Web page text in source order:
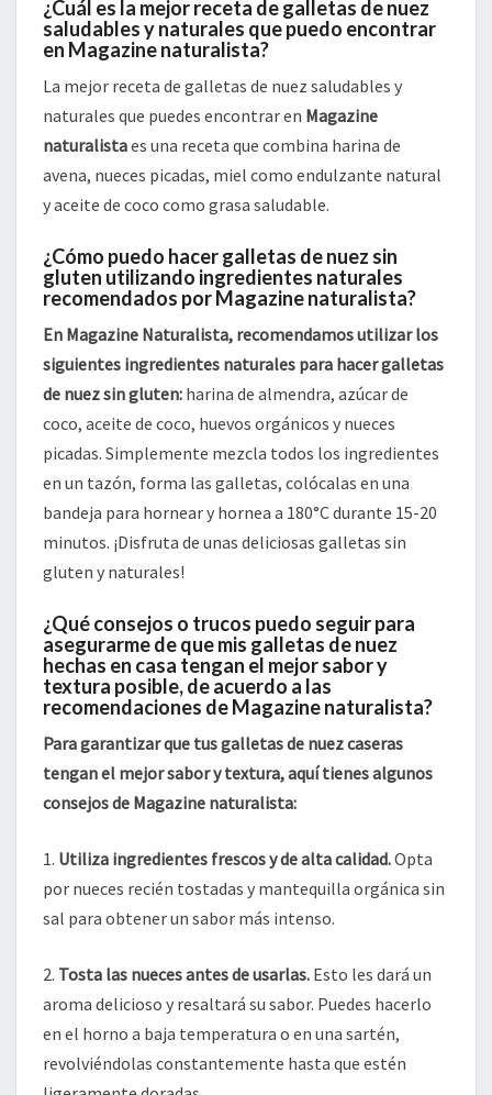
¿Cuál es la mejor receta de galletas de nuez
saludables y naturales que puedo encontrar
en Magazine naturalista?
La mejor receta de galletas de nuez saludables y
naturales que puedes encontrar en Magazine
naturalistaes una receta que combina harina de
avena, nueces picadas, miel como endulzante natural
y aceite de coco como grasa saludable.
¿Cómo puedo hacer galletas de nuez sin
gluten utilizando ingredientes naturales
recomendados por Magazine naturalista?
En Magazine Naturalista, recomendamos utilizar los
siguientes ingredientes naturales para hacer galletas
de nuez sin gluten: harina de almendra, azúcar de
coco, aceite de coco, huevos orgánicos y nueces
picadas. Simplemente mezcla todos los ingredientes
en un tazón, forma las galletas, colócalas en una
bandeja para hornear y hornea a 180°C durante 15-20
minutos. ¡Disfruta de unas deliciosas galletas sin
gluten y naturales!
¿Qué consejos o trucos puedo seguir para
asegurarme de que mis galletas de nuez
hechas en casa tengan el mejor sabor y
textura posible, de acuerdo a las
recomendaciones de Magazine naturalista?
Para garantizar que tus galletas de nuez caseras
tengan el mejor sabor y textura, aquí tienes algunos
consejos de Magazine naturalista:
1. Utiliza ingredientes frescos y de alta calidad.Opta
por nueces recién tostadas y mantequilla orgánica sin
sal para obtener un sabor más intenso.
2. Tosta las nueces antes de usarlas. Esto les dará un
aroma delicioso y resaltará su sabor. Puedes hacerlo
en el horno a baja temperatura o en una sartén,
revolviéndolas constantemente hasta que estén